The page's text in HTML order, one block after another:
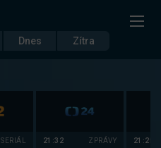
Dnes Zítra
SERIÁL 21:32 ZPRÁVY 21:25